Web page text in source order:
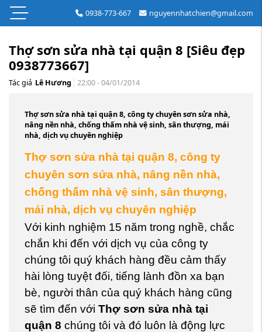
0938-773-667 nguyennhatchien@gmail.com
Thợ sơn sửa nhà tại quận 8 [Siêu đẹp
0938773667]
Tác giả Lê Hương 22:00 - 04/01/2014
Thợ sơn sửa nhà tại quận 8, công ty chuyên sơn sửa nhà,
nâng nền nhà, chống thấm nhà vệ sinh, sân thượng, mái
nhà, dịch vụ chuyên nghiệp
Thợ sơn sửa nhà tại quận 8, công ty
chuyên sơn sửa nhà, nâng nền nhà,
chống thấm nhà vệ sinh, sân thượng,
mái nhà, dịch vụ chuyên nghiệp
Với kinh nghiệm 15 năm trong nghề, chắc
chắn khi đến với dịch vụ của công ty
chúng tôi quý khách hàng đều cảm thấy
hài lòng tuyệt đối, tiếng lành đồn xa bạn
bè, người thân của quý khách hàng cũng
sẽ tìm đến với Thợ sơn sửa nhà tại
quận 8 chúng tôi và đó luôn là động lực